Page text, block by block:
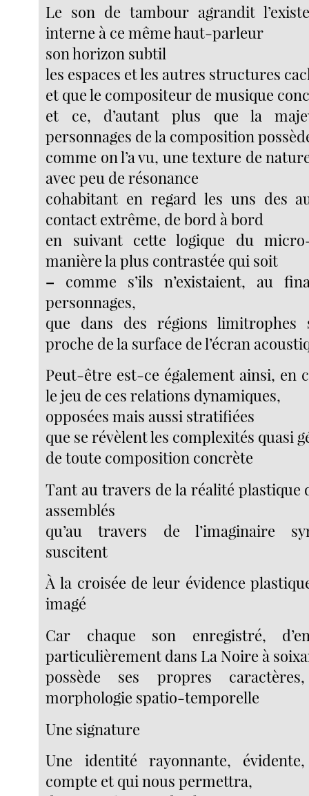
Le son de tambour agrandit
interne à ce même haut-parleur
son horizon subtil
les espaces et les autres structures
et que le compositeur de musique
et ce, d’autant plus que la
personnages de la composition
comme on l’a vu, une texture de
avec peu de résonance
cohabitant en regard les uns des
contact extrême, de bord à bord
en suivant cette logique du
manière la plus contrastée qui soit
– comme s’ils n’existaient, au
personnages,
que dans des régions limitrophes
proche de la surface de l’écran
Peut-être est-ce également ainsi, en
le jeu de ces relations dynamiques,
opposées mais aussi stratifiées
que se révèlent les complexités quasi
de toute composition concrète
Tant au travers de la réalité plastique
assemblés
qu’au travers de l’imaginaire
suscitent
À la croisée de leur évidence
imagé
Car chaque son enregistré,
particulièrement dans La Noire à
possède ses propres
morphologie spatio-temporelle
Une signature
Une identité rayonnante,
compte et qui nous permettra,